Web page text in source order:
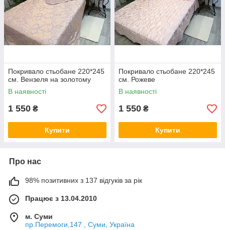
Покривало стьобане 220*245
см. Вензеля на золотому
В наявності
1 550 ₴
Купити
Покривало стьобане 220*245
см. Рожеве
В наявності
1 550 ₴
Купити
Про нас
98% позитивних з 137 відгуків за рік
Працює з 13.04.2010
м. Суми
пр.Перемоги,147 , Суми, Україна